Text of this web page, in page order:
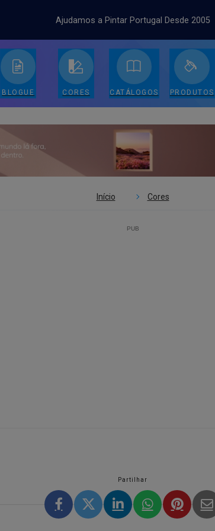
Ajudamos a Pintar Portugal Desde 2005
BLOGUE CORES CATÁLOGOS PRODUTOS
Início Cores
Partilhar